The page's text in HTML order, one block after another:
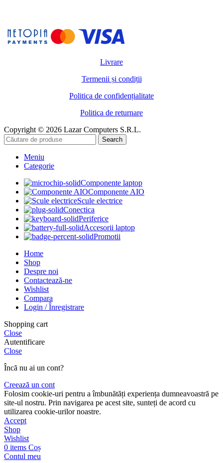
Livrare
Termenii și condiții
Politica de confidențialitate
Politica de returnare
Copyright © 2026 Lazar Computers S.R.L.
Search
Meniu
Categorie
Componente laptop
Componente AIO
Scule electrice
Conectica
Periferice
Accesorii laptop
Promotii
Home
Shop
Despre noi
Contactează-ne
Wishlist
Compara
Login / Înregistrare
Shopping cart
Close
Autentificare
Close
Încă nu ai un cont?
Creează un cont
Folosim cookie-uri pentru a îmbunătăți experiența dumneavoastră pe
site-ul nostru. Prin navigarea pe acest site, sunteți de acord cu
utilizarea cookie-urilor noastre.
Accept
Shop
Wishlist
0 items Coș
Contul meu